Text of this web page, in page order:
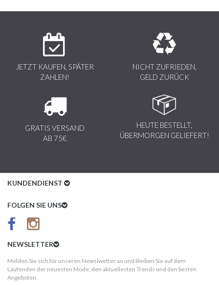
JETZT KAUFEN, SPÄTER
ZAHLEN!
NICHT ZUFRIEDEN,
GELD ZURÜCK
GRATIS VERSAND
AB 75€
HEUTE BESTELLT,
ÜBERMORGEN GELIEFERT!
KUNDENDIENST
Kundenservice
AGB
Kundeninformationen
FOLGEN SIE UNS
NEWSLETTER
Melden Sie sich für unseren Newslwetter an und bleiben Sie auf dem
Laufenden der neuesten Mode, den aktuellesten Trends und den besten
Angeboten.